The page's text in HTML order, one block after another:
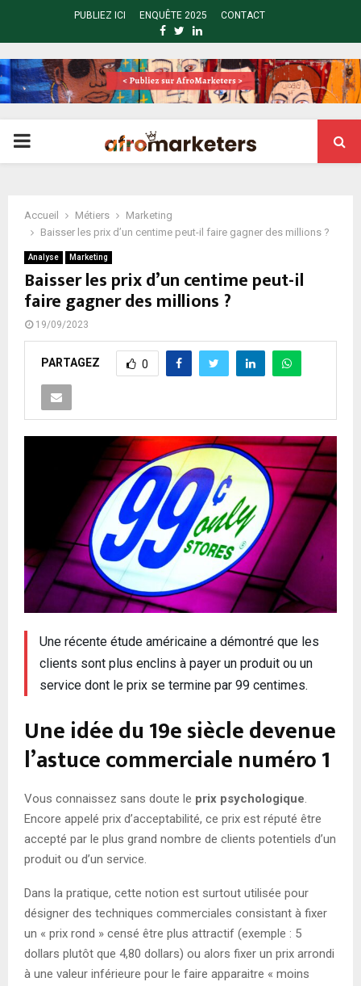
PUBLIEZ ICI ENQUÊTE 2025 CONTACT
FACEBOOK
TWITTER
LINKEDIN
PRIMARY
Accueil Métiers
Marketing
Baisser les prix d’un centime peut-il faire gagner des millions ?
Analyse Marketing
Baisser les prix d’un centime peut-il
faire gagner des millions ?
19/09/2023
PARTAGEZ 0
Une récente étude américaine a démontré que les
clients sont plus enclins à payer un produit ou un
service dont le prix se termine par 99 centimes.
Une idée du 19e siècle devenue
l’astuce commerciale numéro 1
Vous connaissez sans doute le prix psychologique.
Encore appelé prix d’acceptabilité, ce prix est réputé être
accepté par le plus grand nombre de clients potentiels d’un
produit ou d’un service.
Dans la pratique, cette notion est surtout utilisée pour
désigner des techniques commerciales consistant à fixer
un « prix rond » censé être plus attractif (exemple : 5
dollars plutôt que 4,80 dollars) ou alors fixer un prix arrondi
à une valeur inférieure pour le faire apparaitre « moins